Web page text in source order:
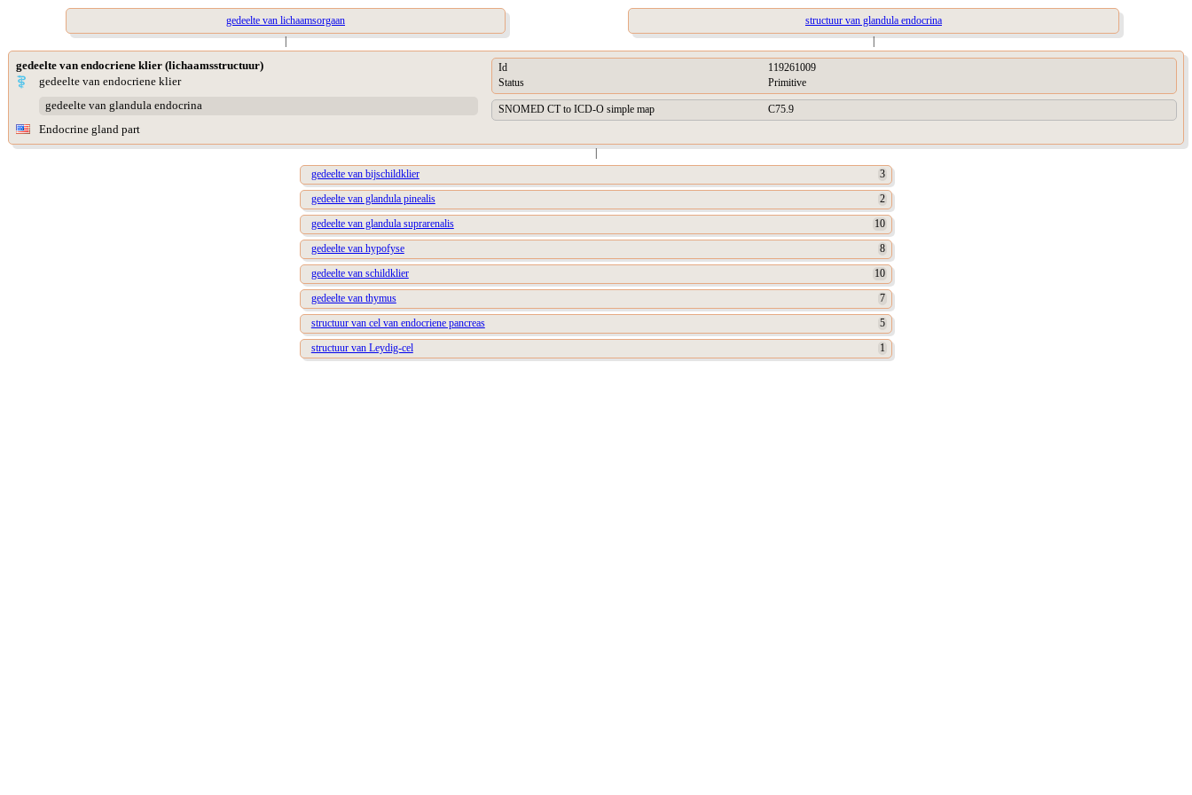
gedeelte van lichaamsorgaan
structuur van glandula endocrina
|
|
gedeelte van endocriene klier (lichaamsstructuur)
gedeelte van endocriene klier
gedeelte van glandula endocrina
Endocrine gland part
Id
119261009
Status
Primitive
SNOMED CT to ICD-O simple map C75.9
|
gedeelte van bijschildklier
3
gedeelte van glandula pinealis
2
gedeelte van glandula suprarenalis
10
gedeelte van hypofyse
8
gedeelte van schildklier
10
gedeelte van thymus
7
structuur van cel van endocriene pancreas
5
structuur van Leydig-cel
1